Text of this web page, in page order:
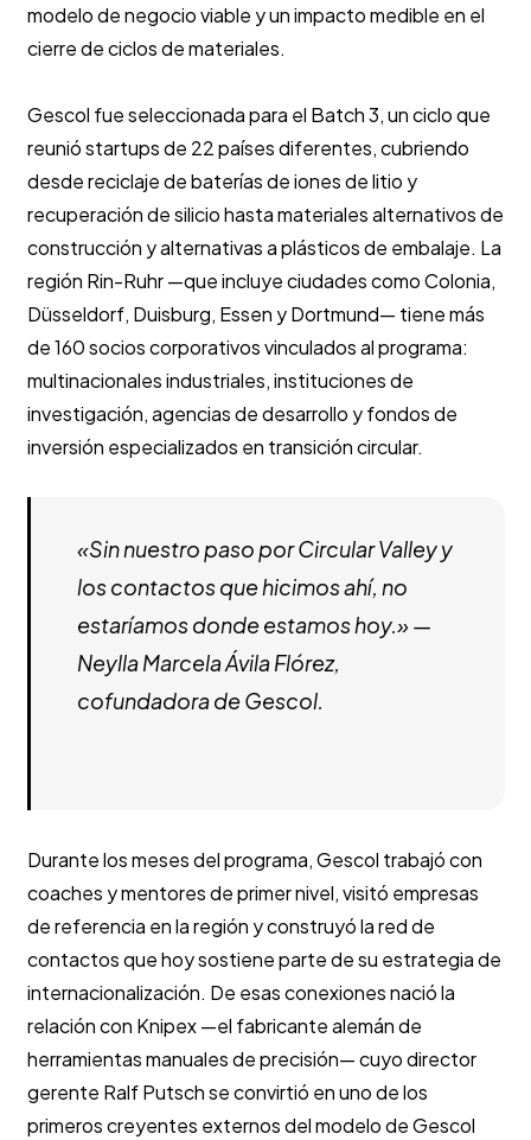
modelo de negocio viable y un impacto medible en el
cierre de ciclos de materiales.
Gescol fue seleccionada para el Batch 3, un ciclo que
reunió startups de 22 países diferentes, cubriendo
desde reciclaje de baterías de iones de litio y
recuperación de silicio hasta materiales alternativos de
construcción y alternativas a plásticos de embalaje. La
región Rin-Ruhr —que incluye ciudades como Colonia,
Düsseldorf, Duisburg, Essen y Dortmund— tiene más
de 160 socios corporativos vinculados al programa:
multinacionales industriales, instituciones de
investigación, agencias de desarrollo y fondos de
inversión especializados en transición circular.
«Sin nuestro paso por Circular Valley y
los contactos que hicimos ahí, no
estaríamos donde estamos hoy.» —
Neylla Marcela Ávila Flórez,
cofundadora de Gescol.
Durante los meses del programa, Gescol trabajó con
coaches y mentores de primer nivel, visitó empresas
de referencia en la región y construyó la red de
contactos que hoy sostiene parte de su estrategia de
internacionalización. De esas conexiones nació la
relación con Knipex —el fabricante alemán de
herramientas manuales de precisión— cuyo director
gerente Ralf Putsch se convirtió en uno de los
primeros creyentes externos del modelo de Gescol